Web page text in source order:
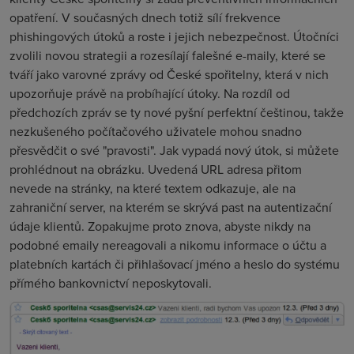
opatření. V současných dnech totiž sílí frekvence
phishingových útoků a roste i jejich nebezpečnost. Útočníci
zvolili novou strategii a rozesílají falešné e-maily, které se
tváří jako varovné zprávy od České spořitelny, která v nich
upozorňuje právě na probíhající útoky. Na rozdíl od
předchozích zpráv se ty nové pyšní perfektní češtinou, takže
nezkušeného počítačového uživatele mohou snadno
přesvědčit o své "pravosti". Jak vypadá nový útok, si můžete
prohlédnout na obrázku. Uvedená URL adresa přitom
nevede na stránky, na které textem odkazuje, ale na
zahraniční server, na kterém se skrývá past na autentizační
údaje klientů. Zopakujme proto znova, abyste nikdy na
podobné emaily nereagovali a nikomu informace o účtu a
platebních kartách či přihlašovací jméno a heslo do systému
přímého bankovnictví neposkytovali.